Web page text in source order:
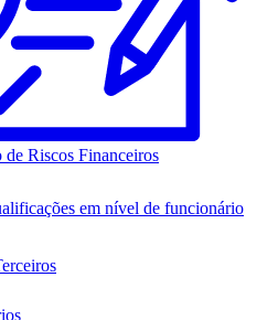
de Riscos Financeiros
em nível de funcionário